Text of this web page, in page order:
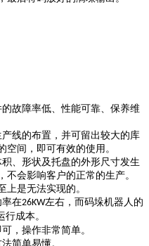
故障率低、性能可靠、保养维
线的布置，并可留出较大的库
空间，即可有效的使用。
、形状及托盘的外形尺寸发生
会影响客户的正常的生产。
上是无法实现的。
率在26KW左右，而码垛机器人的
成本。
，操作非常简单。
简单易懂。